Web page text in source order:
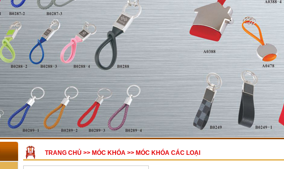
TRANG CHỦ >> MÓC KHÓA>> MÓC KHÓA CÁC LOẠI